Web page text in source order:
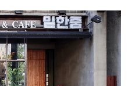
빵이 있다고 생각하니까 기분
릭브레드와 올리브포카치아 새
지난 5월 4일부로 가격도 조금
이 물가 상승 등을 감안한 인상
에서 캡처..